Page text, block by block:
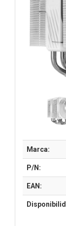
Marca:
P/N:
EAN: